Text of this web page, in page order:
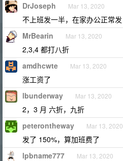
DrJoseph Mar 13, 2020
不上班发一半，在家办公正常发
MrBearin Mar 13, 2020
2,3,4 都打八折
amdhcwte Mar 13, 2020
涨工资了
lbunderway Mar 13, 2020
2，3 月 六折，九折
peterontheway Mar 13, 2020
发了 150%，算加班费了
lpbname777 Mar 13, 2020